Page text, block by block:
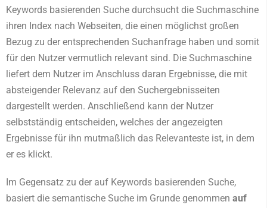
Keywords basierenden Suche durchsucht die Suchmaschine
ihren Index nach Webseiten, die einen möglichst großen
Bezug zu der entsprechenden Suchanfrage haben und somit
für den Nutzer vermutlich relevant sind. Die Suchmaschine
liefert dem Nutzer im Anschluss daran Ergebnisse, die mit
absteigender Relevanz auf den Suchergebnisseiten
dargestellt werden. Anschließend kann der Nutzer
selbstständig entscheiden, welches der angezeigten
Ergebnisse für ihn mutmaßlich das Relevanteste ist, in dem
er es klickt.
Im Gegensatz zu der auf Keywords basierenden Suche,
basiert die semantische Suche im Grunde genommen auf